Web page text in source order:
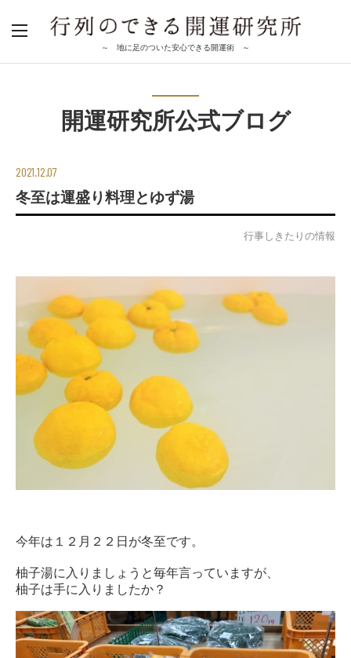
～ 地に足のついた安心できる開運術 ～
開運研究所公式ブログ
2021.12.07
冬至は運盛り料理とゆず湯
行事しきたりの情報
今年は１２月２２日が冬至です。
柚子湯に入りましょうと毎年言っていますが、
柚子は手に入りましたか？